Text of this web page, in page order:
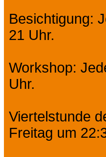
Besichtigung:
21 Uhr.
Workshop:
Uhr.
Viertelstunde
Freitag um